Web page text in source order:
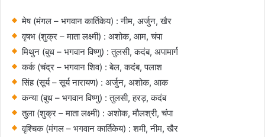
मेष (मंगल – भगवान कार्तिकेय) : नीम, अर्जुन, खैर
वृषभ (शुक्र – माता लक्ष्मी) : अशोक, आम, चंपा
मिथुन (बुध – भगवान विष्णु) : तुलसी, कदंब, अपामार्ग
कर्क (चंद्र – भगवान शिव) : बेल, कदंब, पलाश
सिंह (सूर्य – सूर्य नारायण) : अर्जुन, अशोक, आक
कन्या (बुध – भगवान विष्णु) : तुलसी, हरड़, कदंब
तुला (शुक्र – माता लक्ष्मी) : अशोक, मौलश्री, चंपा
वृश्चिक (मंगल – भगवान कार्तिकेय) : शमी, नीम, खैर